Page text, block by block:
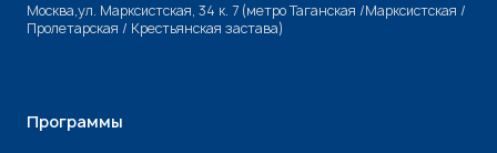
Москва,ул. Марксистская, 34 к. 7 (метро Таганская /Марксистская /
Пролетарская / Крестьянская застава)
Программы